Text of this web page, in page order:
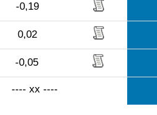
-0,19
0,02
-0,05
---- xx ----